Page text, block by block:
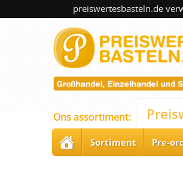
preiswertesbasteln.de
Ons assortiment:
Sortiment Pre-